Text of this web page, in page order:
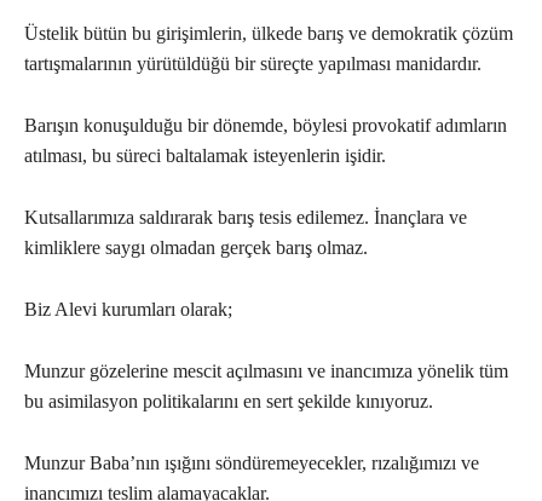
Üstelik bütün bu girişimlerin, ülkede barış ve demokratik çözüm
tartışmalarının yürütüldüğü bir süreçte yapılması manidardır.
Barışın konuşulduğu bir dönemde, böylesi provokatif adımların
atılması, bu süreci baltalamak isteyenlerin işidir.
Kutsallarımıza saldırarak barış tesis edilemez. İnançlara ve
kimliklere saygı olmadan gerçek barış olmaz.
Biz Alevi kurumları olarak;
Munzur gözelerine mescit açılmasını ve inancımıza yönelik tüm
bu asimilasyon politikalarını en sert şekilde kınıyoruz.
Munzur Baba’nın ışığını söndüremeyecekler, rızalığımızı ve
inancımızı teslim alamayacaklar.